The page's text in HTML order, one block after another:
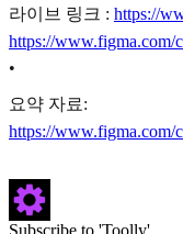
라이브 링크 : https://
https://www.figma.com/
•
요약 자료:
https://www.figma.com/